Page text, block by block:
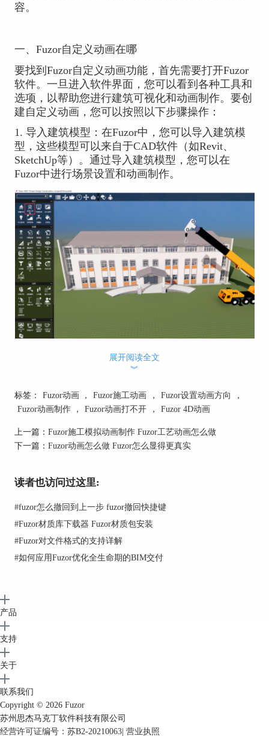
容。
一、Fuzor自定义动画在哪
要找到Fuzor自定义动画功能，首先需要打开Fuzor
软件。一旦进入软件界面，您可以看到各种工具和
选项，以帮助您进行建筑可视化和动画制作。要创
建自定义动画，您可以按照以下步骤操作：
1. 导入建筑模型：在Fuzor中，您可以导入建筑模
型，这些模型可以来自于CAD软件（如Revit、
SketchUp等）。通过导入建筑模型，您可以在
Fuzor中进行场景设置和动画制作。
2. 设置场景：在创建自定义动画之前，您需要设置
设置将决定最终动画的效果和呈现方式。
和角度，从而实现流畅的动画效果。
展开阅读全文
︾
标签： Fuzor动画 ， Fuzor施工动画 ， Fuzor设置动画方向
，
Fuzor动画制作
， Fuzor动画打不开 ， Fuzor 4D动画
上一篇： Fuzor施工模拟动画制作 Fuzor工艺动画怎么做
下一篇： Fuzor动画怎么做 Fuzor怎么显得更真实
读者也访问过这里:
#fuzor怎么撤回到上一步 fuzor撤回快捷键
#Fuzor材质库下载器 Fuzor材质包安装
#Fuzor对文件格式的支持详解
#如何应用Fuzor优化全生命期的BIM交付
产品
支持
关于
联系我们
Copyright © 2026 Fuzor
苏州思杰马克丁软件科技有限公司
经营许可证编号：苏B2-20210063| 营业执照